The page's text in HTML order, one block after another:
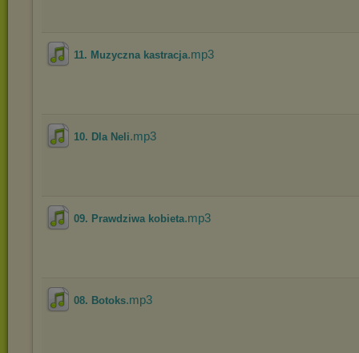
11. Muzyczna kastracja.mp3
10. Dla Neli.mp3
09. Prawdziwa kobieta.mp3
08. Botoks.mp3